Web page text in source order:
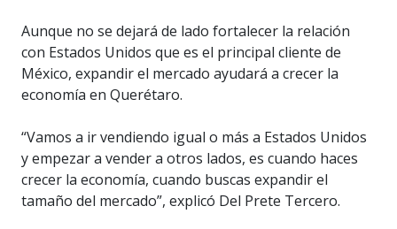
Aunque no se dejará de lado fortalecer la relación
con Estados Unidos que es el principal cliente de
México, expandir el mercado ayudará a crecer la
economía en Querétaro.
“Vamos a ir vendiendo igual o más a Estados Unidos
y empezar a vender a otros lados, es cuando haces
crecer la economía, cuando buscas expandir el
tamaño del mercado”, explicó Del Prete Tercero.